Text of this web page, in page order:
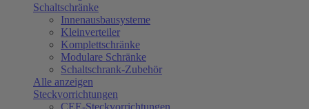
Schaltschränke
Innenausbausysteme
Kleinverteiler
Komplettschränke
Modulare Schränke
Schaltschrank-Zubehör
Alle anzeigen
Steckvorrichtungen